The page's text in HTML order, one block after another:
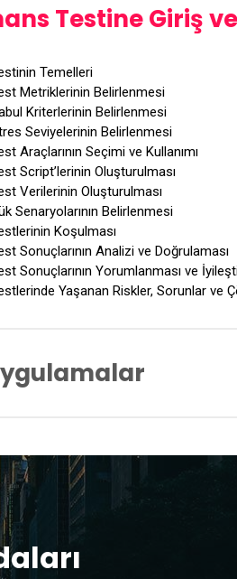
Testine Giriş
Temelleri
Metriklerinin Belirlenmesi
Kriterlerinin Belirlenmesi
Seviyelerinin Belirlenmesi
Araçlarının Seçimi ve Kullanımı
Script’lerinin Oluşturulması
Verilerinin Oluşturulması
Senaryolarının Belirlenmesi
Koşulması
Sonuçlarının Analizi ve Doğrulaması
Sonuçlarının Yorumlanması ve
Yaşanan Riskler, Sorunlar ve
ile Database Performans Test
Testlerinin Sürekli Entegrasyon